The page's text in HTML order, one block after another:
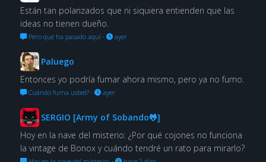
Están tan polarizados que ni siquiera entienden que las
ideas no tienen dueño.
Pero qué ha pasado aquí· ayer
Paluego
Entonces yo podría fumar ahora mismo, pero ya no fumo.
Cuándo fuma usted?· ayer
SERGIO [Army of Sobando🐸]
Hoy en la nave del misterio: ¿Por qué cojones no funciona
la vintage de Bonox y cuándo tendré un rato para mirarlo?